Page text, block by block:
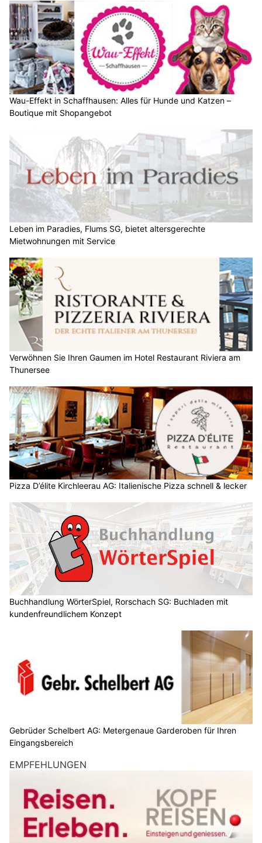
Wau-Effekt in Schaffhausen: Alles für Hunde und Katzen –
Boutique mit Shopangebot
Leben im Paradies, Flums SG, bietet altersgerechte
Mietwohnungen mit Service
Verwöhnen Sie Ihren Gaumen im Hotel Restaurant Riviera am
Thunersee
Pizza D’élite Kirchleerau AG: Italienische Pizza schnell & lecker
Buchhandlung WörterSpiel, Rorschach SG: Buchladen mit
kundenfreundlichem Konzept
Gebrüder Schelbert AG: Metergenaue Garderoben für Ihren
Eingangsbereich
EMPFEHLUNGEN